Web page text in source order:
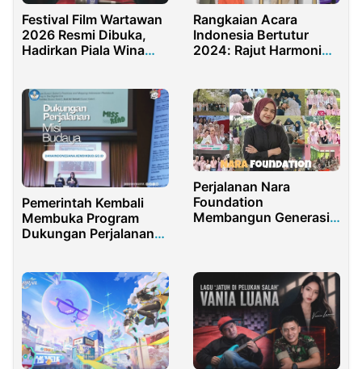
Festival Film Wartawan
2026 Resmi Dibuka,
Hadirkan Piala Wina
Rangkaian Acara
Indonesia Bertutur
2024: Rajut Harmoni
Pemerintah Kembali
Membuka Program
Dukungan Perjalanan
Perjalanan Nara
Foundation
Membangun Generasi